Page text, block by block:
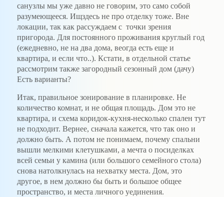
санузлы мы уже давно не говорим, это само собой
разумеющееся. Ищздесь не про отделку тоже. Вне
локации, так как рассуждаем с точки зрения
пригорода. Для постоянного проживания круглый год
(ежедневно, не на два дома, веогда есть еще и
квартира, и если что..). Кстати, в отдельной статье
рассмотрим также загородный сезонный дом (дачу)
Есть варианты?
Итак, правильное зонирование в планировке. Не
количество комнат, и не общая площадь. Дом это не
квартира, и схема коридок-кухня-несколько спален тут
не подходит. Вернее, сначала кажется, что так оно и
должно быть. А потом не понимаем, почему спальни
вышли мелкими клетушками, а мечта о посиделках
всей семьи у камина (или большого семейного стола)
снова натолкнулась на нехватку места. Дом, это
другое, в нем должно бы быть и большое общее
пространство, и места личного уединения.